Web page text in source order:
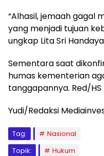
“Alhasil, jemaah gagal
yang menjadi tujuan
ungkap Lita Sri
Sementara saat
humas kementerian
tanggapannya. Red/HS
Yudi/Redaksi
Tag:
Nasional
Topik:
Hukum